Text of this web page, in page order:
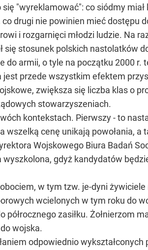
się "wyreklamować": co siódmy
drugi nie powinien mieć dostępu
i rozgarnięci młodzi ludzie. Na
stosunek polskich nastolatków
do armii, o tyle na początku 2000
przede wszystkim efektem
zwiększa się liczba klas o
stowarzyszeniach.
kontekstach. Pierwszy - to
cenę unikają powołania, a
Wojskowego Biura Badań
gdyż kandydatów
w tym tzw. je-dyni żywiciele
wcielonych w tym roku do
półrocznego zasiłku. Żołnierzom
wojska.
odpowiednio